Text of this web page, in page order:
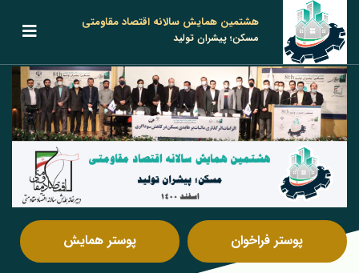
هشتمین همایش سالانه اقتصاد مقاومتی
مسکن؛ پیشران تولید
پوستر فراخوان پوستر همایش